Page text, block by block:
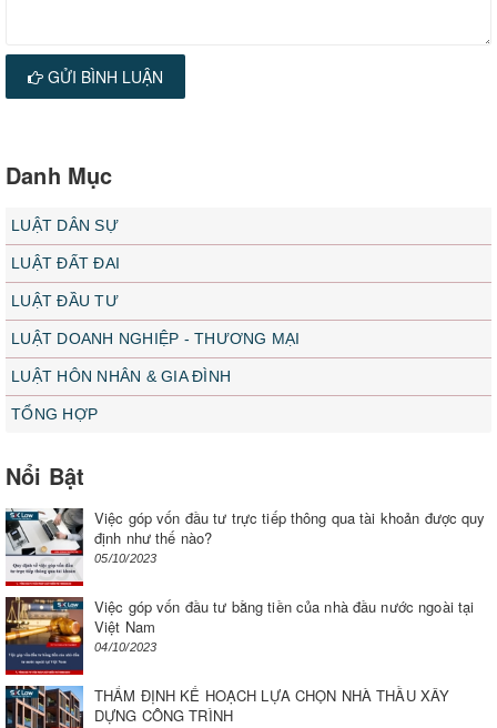
GỬI BÌNH LUẬN
Danh Mục
LUẬT DÂN SỰ
LUẬT ĐẤT ĐAI
LUẬT ĐẦU TƯ
LUẬT DOANH NGHIỆP - THƯƠNG MẠI
LUẬT HÔN NHÂN & GIA ĐÌNH
TỔNG HỢP
Nổi Bật
Việc góp vốn đầu tư trực tiếp thông qua tài khoản được quy
định như thế nào?
05/10/2023
Việc góp vốn đầu tư bằng tiền của nhà đầu nước ngoài tại
Việt Nam
04/10/2023
THẨM ĐỊNH KẾ HOẠCH LỰA CHỌN NHÀ THẦU XÂY
DỰNG CÔNG TRÌNH